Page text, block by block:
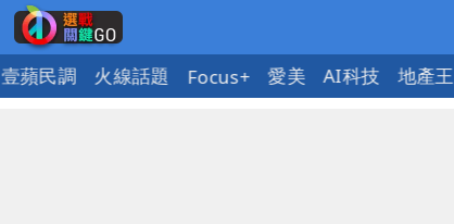
壹蘋民調 火線話題 Focus+ 愛美 AI科技 地產王